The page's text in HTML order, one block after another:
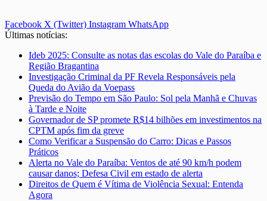
Facebook X (Twitter) Instagram WhatsApp
Últimas notícias:
Ideb 2025: Consulte as notas das escolas do Vale do Paraíba e
Região Bragantina
Investigação Criminal da PF Revela Responsáveis pela
Queda do Avião da Voepass
Previsão do Tempo em São Paulo: Sol pela Manhã e Chuvas
à Tarde e Noite
Governador de SP promete R$14 bilhões em investimentos na
CPTM após fim da greve
Como Verificar a Suspensão do Carro: Dicas e Passos
Práticos
Alerta no Vale do Paraíba: Ventos de até 90 km/h podem
causar danos; Defesa Civil em estado de alerta
Direitos de Quem é Vítima de Violência Sexual: Entenda
Agora